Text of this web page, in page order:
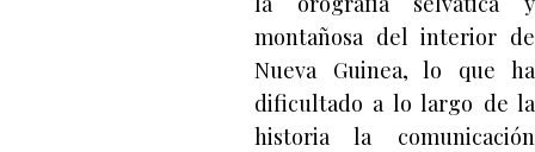
montañosa del interior de
Nueva Guinea, lo que ha
dificultado a lo largo de la
historia la comunicación